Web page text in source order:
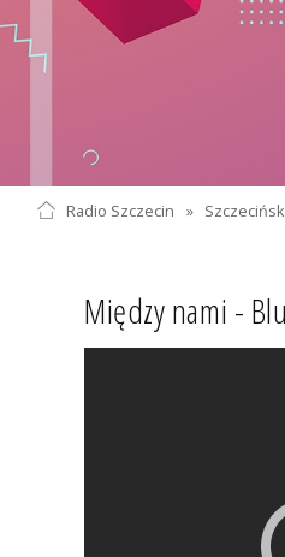
Radio Szczecin »
Między nami -